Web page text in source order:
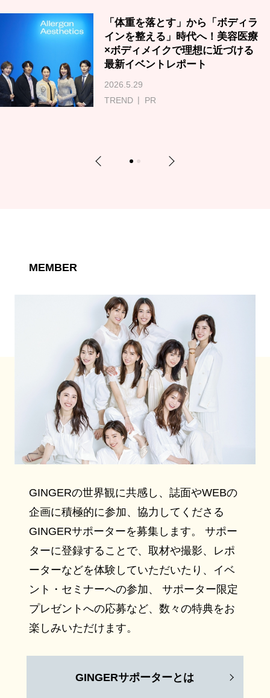
「体重を落とす」から「ボディラ
インを整える」時代へ！美容医療
×ボディメイクで理想に近づける
最新イベントレポート
2026.5.29
TREND
PR
Previous 1 2 Next
MEMBER
GINGERの世界観に共感し、誌面やWEBの
企画に積極的に参加、協力してくださる
GINGERサポーターを募集します。 サポー
ターに登録することで、取材や撮影、レポ
ーターなどを体験していただいたり、イベ
ント・セミナーへの参加、 サポーター限定
プレゼントへの応募など、数々の特典をお
楽しみいただけます。
GINGERサポーターとは